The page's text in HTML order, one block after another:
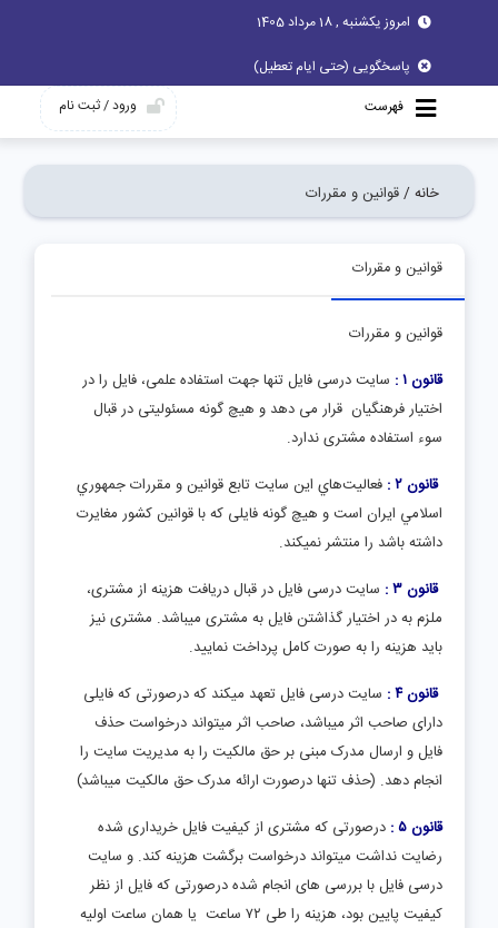
امروز یکشنبه , 18 مرداد 1405
پاسخگویی (حتی ایام تعطیل)
فهرست
ورود / ثبت نام
خانه / قوانین و مقررات
قوانین و مقررات
قوانین و مقررات
قانون ۱ :
سایت درسی فایل تنها جهت استفاده علمی، فایل را در
اختیار فرهنگیان قرار می دهد و هیچ گونه مسئولیتی در قبال
سوء استفاده مشتری ندارد.
قانون ۲ :
فعاليت‌هاي اين سايت تابع قوانين و مقررات جمهوري
اسلامي ايران است و هیچ گونه فایلی که با قوانین کشور مغایرت
داشته باشد را منتشر نمیکند.
قانون ۳ :
سایت درسی فایل در قبال دریافت هزینه از مشتری،
ملزم به در اختیار گذاشتن فایل به مشتری میباشد. مشتری نیز
باید هزینه را به صورت کامل پرداخت نمایید.
قانون ۴ :
سایت درسی فایل تعهد میکند که درصورتی که فایلی
دارای صاحب اثر میباشد، صاحب اثر میتواند درخواست حذف
فایل و ارسال مدرک مبنی بر حق مالکیت را به مدیریت سایت را
انجام دهد. (حذف تنها درصورت ارائه مدرک حق مالکیت میباشد)
قانون ۵ :
درصورتی که مشتری از کیفیت فایل خریداری شده
رضایت نداشت میتواند درخواست برگشت هزینه کند. و سایت
درسی فایل با بررسی های انجام شده درصورتی که فایل از نظر
کیفیت پایین بود، هزینه را طی ۷۲ ساعت یا همان ساعت اولیه